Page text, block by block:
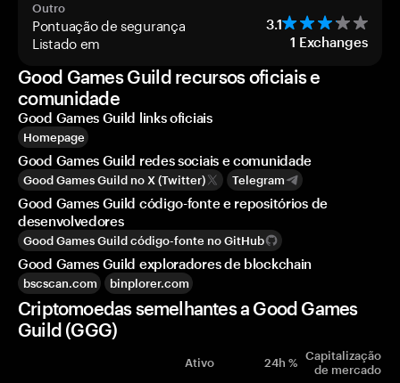
Outro
Pontuação de segurança 3.1
Listado em 1 Exchanges
Good Games Guild recursos oficiais e
comunidade
Good Games Guild links oficiais
Homepage
Good Games Guild redes sociais e comunidade
Good Games Guild no X (Twitter) Telegram
Good Games Guild código-fonte e repositórios de
desenvolvedores
Good Games Guild código-fonte no GitHub
Good Games Guild exploradores de blockchain
bscscan.com binplorer.com
Criptomoedas semelhantes a Good Games
Guild (GGG)
Ativo 24h % Capitalização
de mercado